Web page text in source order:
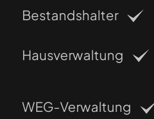
Bestandshalter
Hausverwaltung
WEG-Verwaltung